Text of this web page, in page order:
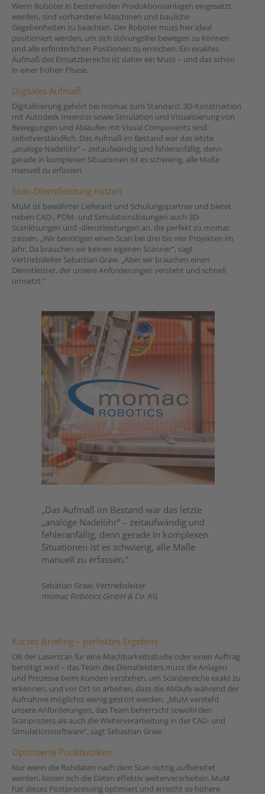
Wenn Roboter in bestehenden Produktionsanlagen eingesetzt
werden, sind vorhandene Maschinen und bauliche
Gegebenheiten zu beachten. Der Roboter muss hier ideal
positioniert werden, um sich störungsfrei bewegen zu können
und alle erforderlichen Positionen zu erreichen. Ein exaktes
Aufmaß des Einsatzbereichs ist daher ein Muss – und das schon
in einer frühen Phase.
Digitales Aufmaß
Digitalisierung gehört bei momac zum Standard: 3D-Konstruktion
mit Autodesk Inventor sowie Simulation und Visualisierung von
Bewegungen und Abläufen mit Visual Components sind
selbstverständlich. Das Aufmaß im Bestand war das letzte
„analoge Nadelöhr“ – zeitaufwändig und fehleranfällig, denn
gerade in komplexen Situationen ist es schwierig, alle Maße
manuell zu erfassen.
Scan-Dienstleistung nutzen
MuM ist bewährter Lieferant und Schulungspartner und bietet
neben CAD-, PDM- und Simulationslösungen auch 3D-
Scanlösungen und -dienstleistungen an, die perfekt zu momac
passen. „Wir benötigen einen Scan bei drei bis vier Projekten im
Jahr. Da brauchen wir keinen eigenen Scanner“, sagt
Vertriebsleiter Sebastian Graw. „Aber wir brauchen einen
Dienstleister, der unsere Anforderungen versteht und schnell
umsetzt.“
„Das Aufmaß im Bestand war das letzte
„analoge Nadelöhr“ – zeitaufwändig und
fehleranfällig, denn gerade in komplexen
Situationen ist es schwierig, alle Maße
manuell zu erfassen.“
Sebatian Graw, Vertriebsleiter
momac Robotics GmbH & Co. KG
Kurzes Briefing – perfektes Ergebnis
Ob der Laserscan für eine Machbarkeitsstudie oder einen Auftrag
benötigt wird – das Team des Dienstleisters muss die Anlagen
und Prozesse beim Kunden verstehen, um Scanbereiche exakt zu
erkennen, und vor Ort so arbeiten, dass die Abläufe während der
Aufnahme möglichst wenig gestört werden. „MuM versteht
unsere Anforderungen, das Team beherrscht sowohl den
Scanprozess als auch die Weiterverarbeitung in der CAD- und
Simulationssoftware“, sagt Sebastian Graw.
Optimierte Punktwolken
Nur wenn die Rohdaten nach dem Scan richtig aufbereitet
werden, lassen sich die Daten effektiv weiterverarbeiten. MuM
hat dieses Postprocessing optimiert und erreicht so höhere